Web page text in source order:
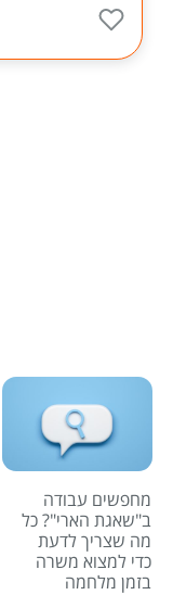
מחפשים עבודה
ב"שאגת הארי"? כל
מה שצריך לדעת
כדי למצוא משרה
בזמן מלחמה